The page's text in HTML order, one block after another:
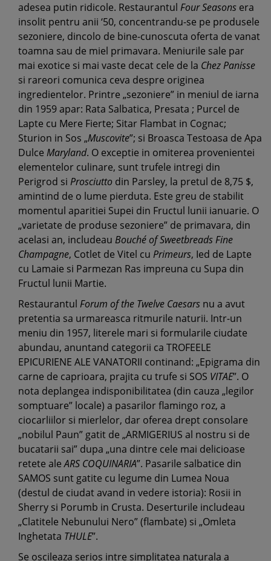
adesea putin ridicole. Restaurantul Four Seasons era
insolit pentru anii ‘50, concentrandu-se pe produsele
sezoniere, dincolo de bine-cunoscuta oferta de vanat
toamna sau de miel primavara. Meniurile sale par
mai exotice si mai vaste decat cele de la Chez Panisse
si rareori comunica ceva despre originea
ingredientelor. Printre „sezoniere” in meniul de iarna
din 1959 apar: Rata Salbatica, Presata ; Purcel de
Lapte cu Mere Fierte; Sitar Flambat in Cognac;
Sturion in Sos „Muscovite”; si Broasca Testoasa de Apa
Dulce Maryland. O exceptie in omiterea provenientei
elementelor culinare, sunt trufele intregi din
Perigrod si Prosciutto din Parsley, la pretul de 8,75 $,
amintind de o lume pierduta. Este greu de stabilit
momentul aparitiei Supei din Fructul lunii ianuarie. O
„varietate de produse sezoniere” de primavara, din
acelasi an, includeau Bouché of Sweetbreads Fine
Champagne, Cotlet de Vitel cu Primeurs, Ied de Lapte
cu Lamaie si Parmezan Ras impreuna cu Supa din
Fructul lunii Martie.
Restaurantul Forum of the Twelve Caesars nu a avut
pretentia sa urmareasca ritmurile naturii. Intr-un
meniu din 1957, literele mari si formularile ciudate
abundau, anuntand categorii ca TROFEELE
EPICURIENE ALE VANATORII continand: „Epigrama din
carne de caprioara, prajita cu trufe si SOS VITAE”. O
nota deplangea indisponibilitatea (din cauza „legilor
somptuare” locale) a pasarilor flamingo roz, a
ciocarliilor si mierlelor, dar oferea drept consolare
„nobilul Paun” gatit de „ARMIGERIUS al nostru si de
bucatarii sai” dupa „una dintre cele mai delicioase
retete aleARS COQUINARIA”. Pasarile salbatice din
SAMOS sunt gatite cu legume din Lumea Noua
(destul de ciudat avand in vedere istoria): Rosii in
Sherry si Porumb in Crusta. Deserturile includeau
„Clatitele Nebunului Nero” (flambate) si „Omleta
Inghetata THULE”.
Se oscileaza serios intre simplitatea naturala a